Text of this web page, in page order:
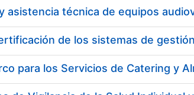
de los sistemas de